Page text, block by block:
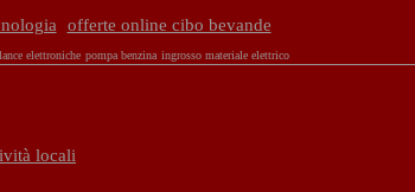
offerte online cibo bevande
elettroniche pompa benzina ingrosso materiale elettrico
locali